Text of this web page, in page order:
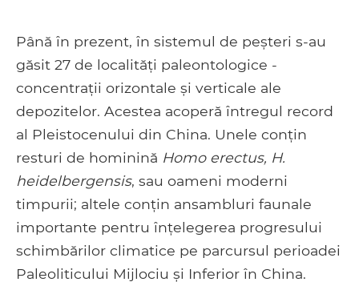
Până în prezent, în sistemul de peșteri s-au
găsit 27 de localități paleontologice -
concentrații orizontale și verticale ale
depozitelor. Acestea acoperă întregul record
al Pleistocenului din China. Unele conțin
resturi de hominină Homo erectus, H.
heidelbergensis, sau oameni moderni
timpurii; altele conțin ansambluri faunale
importante pentru înțelegerea progresului
schimbărilor climatice pe parcursul perioadei
Paleoliticului Mijlociu și Inferior în China.